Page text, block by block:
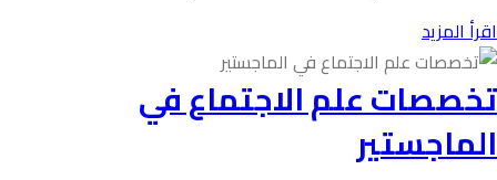
اقرأ المزيد
تخصصات علم الاجتماع في
الماجستير